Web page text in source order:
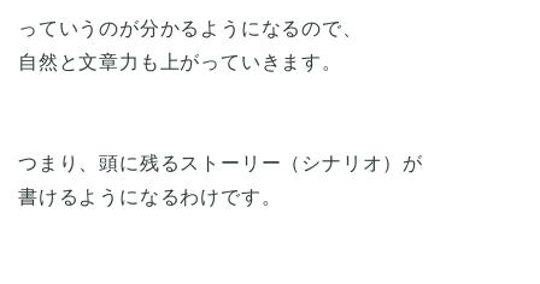
っていうのが分かるようになるので、
自然と文章力も上がっていきます。
つまり、頭に残るストーリー（シナリオ）が
書けるようになるわけです。